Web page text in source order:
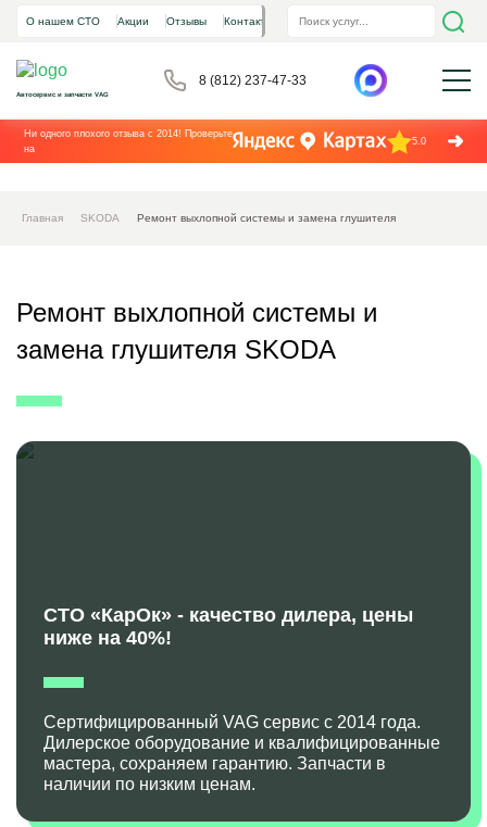
О нашем СТО Акции Отзывы Контакты
Автосервис и запчасти VAG
8 (812) 237-47-33
Ни одного плохого отзыва с 2014! Проверьте
на
5.0
Главная SKODA Ремонт выхлопной системы и замена глушителя
Ремонт выхлопной системы и
замена глушителя SKODA
СТО «КарОк» - качество дилера, цены
ниже на 40%!
Сертифицированный VAG сервис с 2014 года.
Дилерское оборудование и квалифицированные
мастера, сохраняем гарантию. Запчасти в
наличии по низким ценам.